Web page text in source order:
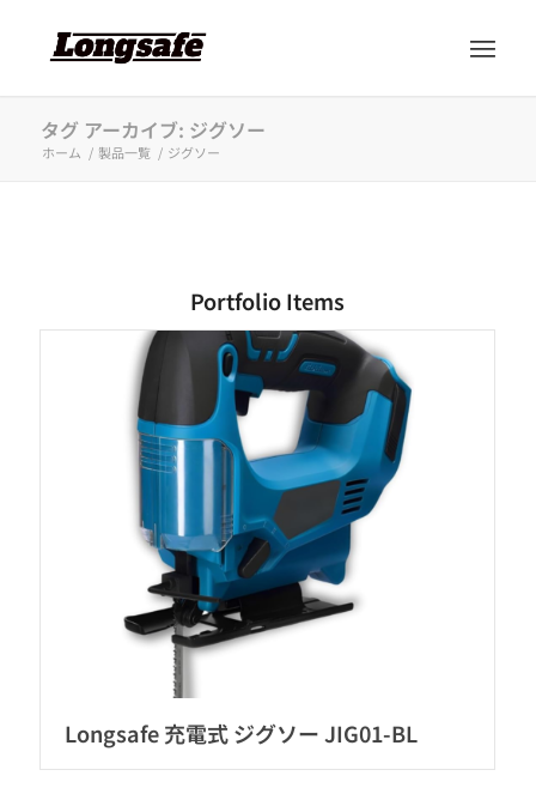
タグ アーカイブ: ジグソー
ホーム / 製品一覧 / ジグソー
Portfolio Items
Longsafe 充電式 ジグソー JIG01-BL